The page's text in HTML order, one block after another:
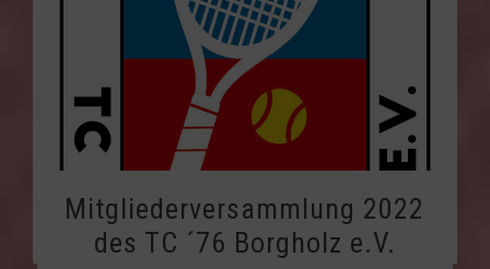
Mitgliederversammlung 2022
des TC ´76 Borgholz e.V.